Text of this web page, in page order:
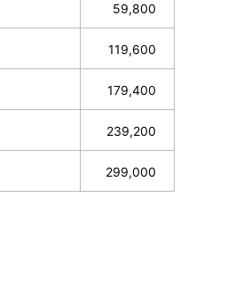
59,800
119,600
179,400
239,200
299,000